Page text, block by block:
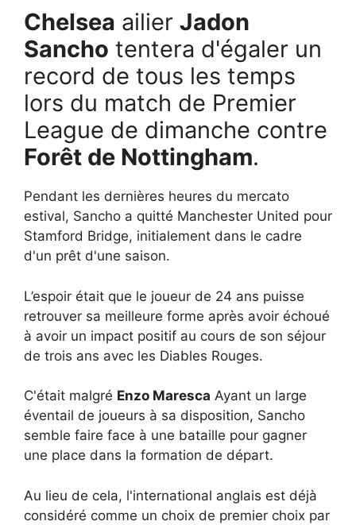
Chelsea ailier Jadon
Sancho tentera d'égaler un
record de tous les temps
lors du match de Premier
League de dimanche contre
Forêt de Nottingham.
Pendant les dernières heures du mercato
estival, Sancho a quitté Manchester United pour
Stamford Bridge, initialement dans le cadre
d'un prêt d'une saison.
L’espoir était que le joueur de 24 ans puisse
retrouver sa meilleure forme après avoir échoué
à avoir un impact positif au cours de son séjour
de trois ans avec les Diables Rouges.
C'était malgré Enzo Maresca Ayant un large
éventail de joueurs à sa disposition, Sancho
semble faire face à une bataille pour gagner
une place dans la formation de départ.
Au lieu de cela, l'international anglais est déjà
considéré comme un choix de premier choix par